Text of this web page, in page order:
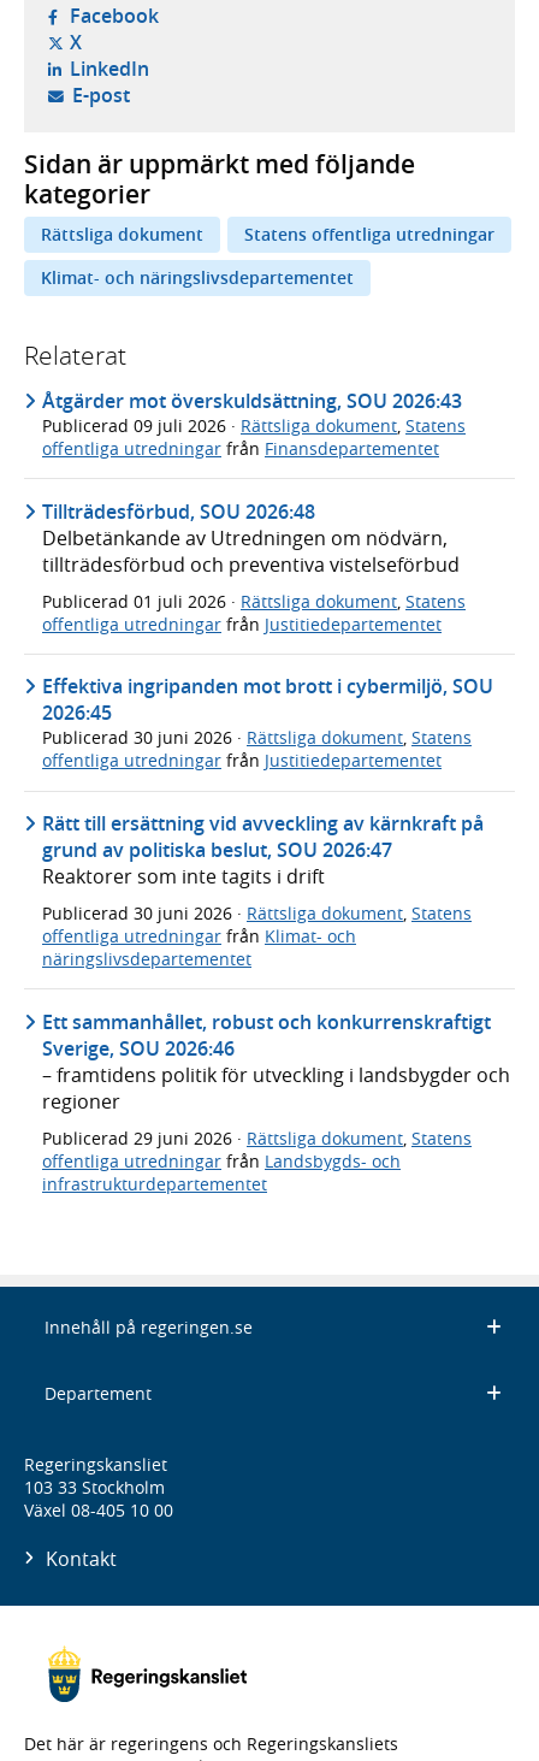
Facebook- öppnas i ny flik, extern webbplats,
X- öppnas i ny flik, extern webbplats,
LinkedIn- öppnas i ny flik, extern webbplats,
E-post- öppnar din e-postklient,
Sidan är uppmärkt med följande
kategorier
Rättsliga dokument
Statens offentliga utredningar
Klimat- och näringslivsdepartementet
Relaterat
Åtgärder mot överskuldsättning, SOU 2026:43
Publicerad 09 juli 2026 · Rättsliga dokument, Statens
offentliga utredningar från Finansdepartementet
Tillträdesförbud, SOU 2026:48
Delbetänkande av Utredningen om nödvärn,
tillträdesförbud och preventiva vistelseförbud
Publicerad 01 juli 2026 · Rättsliga dokument Statens
offentliga utredningar från Justitiedepartementet
Effektiva ingripanden mot brott i cybermiljö, SOU
2026:45
Publicerad 30 juni 2026 · Rättsliga dokument, Statens
offentliga utredningar från Justitiedepartementet
Rätt till ersättning vid avveckling av kärnkraft på
grund av politiska beslut, SOU 2026:47
Reaktorer som inte tagits i drift
Publicerad 30 juni 2026 · Rättsliga dokument, Statens
offentliga utredningar från Klimat- och
näringslivsdepartementet
Ett sammanhållet, robust och konkurrenskraftigt
Sverige, SOU 2026:46
– framtidens politik för utveckling i landsbygder och
regioner
Publicerad 29 juni 2026 · Rättsliga dokument Statens
offentliga utredningar från Landsbygds- och
infrastrukturdepartementet
Innehåll på regeringen.se
Departement
Regeringskansliet
103 33 Stockholm
Växel 08-405 10 00
Kontakt
Det här är regeringens och Regeringskansliets